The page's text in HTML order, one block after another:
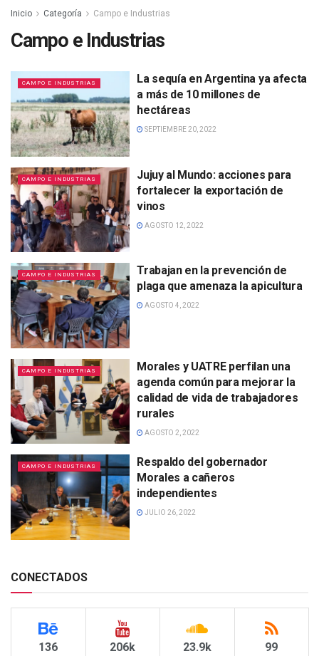
Inicio Categoría Campo e Industrias
Campo e Industrias
CAMPO E INDUSTRIAS
La sequía en Argentina ya afecta
a más de 10 millones de
hectáreas
SEPTIEMBRE 20, 2022
CAMPO E INDUSTRIAS
Jujuy al Mundo: acciones para
fortalecer la exportación de
vinos
AGOSTO 12, 2022
CAMPO E INDUSTRIAS
Trabajan en la prevención de
plaga que amenaza la apicultura
AGOSTO 4, 2022
CAMPO E INDUSTRIAS
Morales y UATRE perfilan una
agenda común para mejorar la
calidad de vida de trabajadores
rurales
AGOSTO 2, 2022
CAMPO E INDUSTRIAS
Respaldo del gobernador
Morales a cañeros
independientes
JULIO 26, 2022
CONECTADOS
136 206k 23.9k 99